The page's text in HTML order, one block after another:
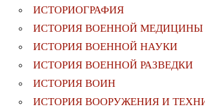
ИСТОРИОГРАФИЯ
ИСТОРИЯ ВОЕННОЙ МЕДИЦИНЫ
ИСТОРИЯ ВОЕННОЙ НАУКИ
ИСТОРИЯ ВОЕННОЙ РАЗВЕДКИ
ИСТОРИЯ ВОИН
ИСТОРИЯ ВООРУЖЕНИЯ И